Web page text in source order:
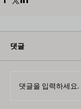
댓글
댓글을 입력하세요.